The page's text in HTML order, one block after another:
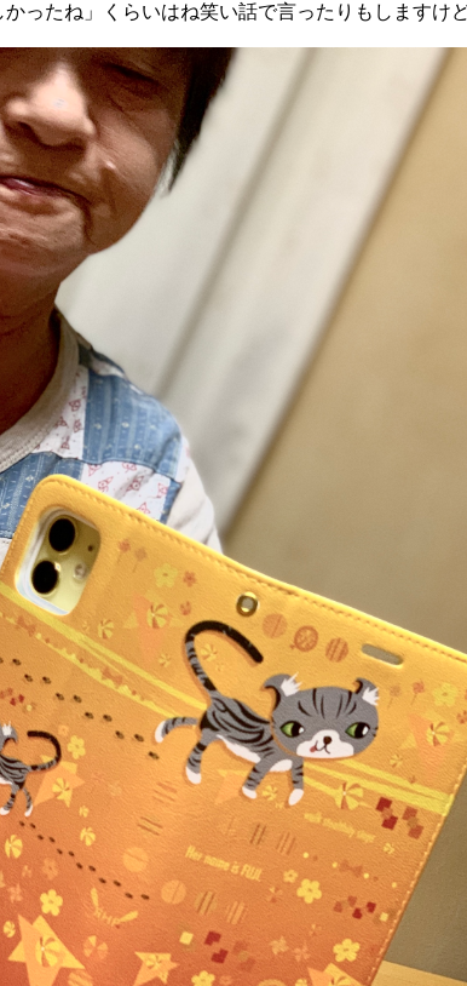
ったね」くらいはね笑い話で言ったりもしますけど